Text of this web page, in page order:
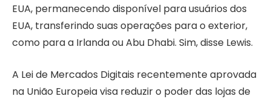
EUA, permanecendo disponível para usuários dos
EUA, transferindo suas operações para o exterior,
como para a Irlanda ou Abu Dhabi. Sim, disse Lewis.
A Lei de Mercados Digitais recentemente aprovada
na União Europeia visa reduzir o poder das lojas de